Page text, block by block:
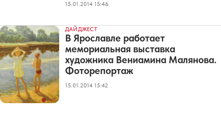
15.01.2014 15:46
ДАЙДЖЕСТ
В Ярославле работает
мемориальная выставка
художника Вениамина Малянова.
Фоторепортаж
15.01.2014 15:42